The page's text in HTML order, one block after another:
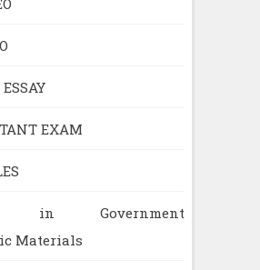
EXAM
in Government
Materials